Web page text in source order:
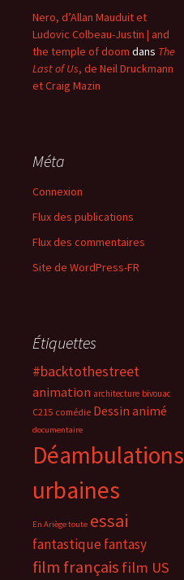
Nero, d’Allan Mauduit et
Ludovic Colbeau-Justin | and
the temple of doom dans The
Last of Us, de Neil Druckmann
et Craig Mazin
Méta
Connexion
Flux des publications
Flux des commentaires
Site de WordPress-FR
Étiquettes
#backtothestreet
animation architecture bivouac
C215 comédie Dessin animé
documentaire
Déambulations
urbaines
En Ariège toute essai
fantastiquefantasy
film français film US